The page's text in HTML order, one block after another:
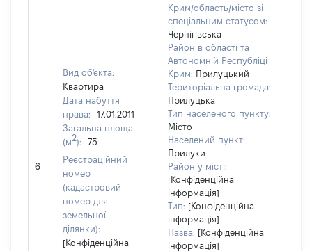
6
Вид об'єкта:
Квартира
Дата набуття
права:
17.01.2011
Загальна площа
(м2):
75
Реєстраційний
номер
(кадастровий
номер для
земельної
ділянки):
[Конфіденційна
Крим/область/місто зі
спеціальним статусом:
Чернігівська
Район в області та
Автономній Республіці
Крим: Прилуцький
Територіальна громада:
Прилуцька
Тип населеного пункту:
Місто
Населений пункт:
Прилуки
Район у місті:
[Конфіденційна
інформація]
Тип: [Конфіденційна
інформація]
Назва: [Конфіденційна
інформація]